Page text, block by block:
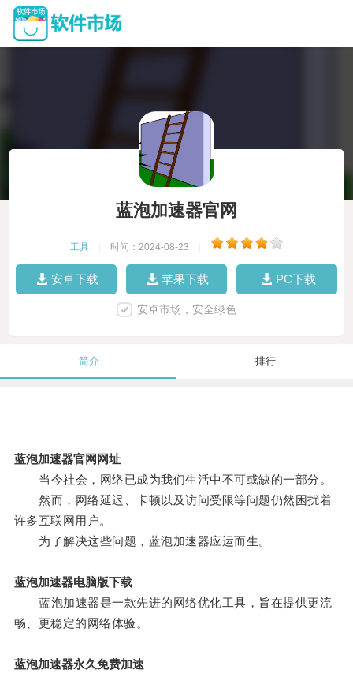
蓝泡加速器官网
工具 时间：2024-08-23
安卓下载 苹果下载 PC下载
安卓市场，安全绿色
简介 排行
蓝泡加速器官网网址
当今社会，网络已成为我们生活中不可或缺的一部分。
然而，网络延迟、卡顿以及访问受限等问题仍然困扰着
许多互联网用户。
为了解决这些问题，蓝泡加速器应运而生。
蓝泡加速器电脑版下载
蓝泡加速器是一款先进的网络优化工具，旨在提供更流
畅、更稳定的网络体验。
蓝泡加速器永久免费加速